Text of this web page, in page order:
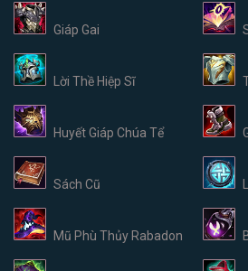
Giáp Gai
Lời Thề Hiệp Sĩ
Huyết Giáp Chúa Tể
Sách Cũ
Mũ Phù Thủy Rabadon